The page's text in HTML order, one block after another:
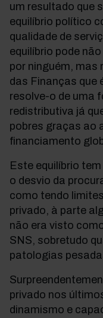
um resultado que
equilíbrio político
qualidade de
equilíbrio pode
por ninguém, mas
das Finanças que
resolve-o de uma
redistributiva já
pobres graças ao
financiamento
Este equilíbrio
o desvio da
como tendo
privado, à parte
não era visto
SNS, sobretudo
patologias
privado nos
dinamismo e